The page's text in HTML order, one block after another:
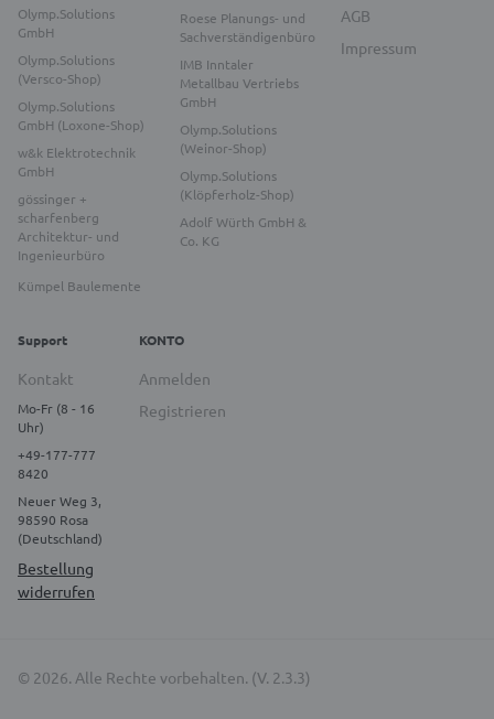
Olymp.Solutions
GmbH
Olymp.Solutions
(Versco-Shop)
Olymp.Solutions
GmbH (Loxone-Shop)
w&k Elektrotechnik
GmbH
gössinger +
scharfenberg
Architektur- und
Ingenieurbüro
Kümpel Baulemente
Roese Planungs- und
Sachverständigenbüro
IMB Inntaler
Metallbau Vertriebs
GmbH
Olymp.Solutions
(Weinor-Shop)
Olymp.Solutions
(Klöpferholz-Shop)
Adolf Würth GmbH &
Co. KG
AGB
Impressum
Support
Kontakt
Mo-Fr (8 - 16
Uhr)
+49-177-777
8420
Neuer Weg 3,
98590 Rosa
(Deutschland)
Bestellung
widerrufen
KONTO
Anmelden
Registrieren
© 2026. Alle Rechte vorbehalten. (V. 2.3.3)